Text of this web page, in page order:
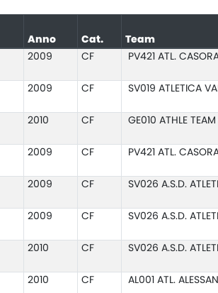
Anno Cat. Team
2009 CF PV421 ATL.
2009 CF SV019 ATLETICA
2010 CF GE010 ATHLE
2009 CF PV421 ATL.
2009 CF SV026 A.S.D.
2009 CF SV026 A.S.D.
2010 CF SV026 A.S.D.
2010 CF AL001 ATL.